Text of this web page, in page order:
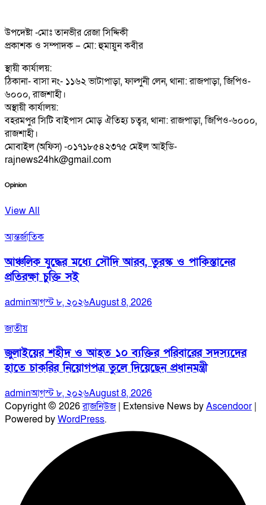
উপদেষ্টা -মোঃ তানভীর রেজা সিদ্দিকী
প্রকাশক ও সম্পাদক – মো: হুমায়ুন কবীর
স্থায়ী কার্যালয়:
ঠিকানা- বাসা নং- ১১৬২ ভাটাপাড়া, ফাল্গুনী লেন, থানা: রাজপাড়া, জিপিও-
৬০০০, রাজশাহী।
অস্থায়ী কার্যালয়:
বহরমপুর সিটি বাইপাস মোড় ঐতিহ্য চত্বর, থানা: রাজপাড়া, জিপিও-৬০০০,
রাজশাহী।
মোবাইল (অফিস) -০১৭১৮৫৪২৩৭৫ মেইল আইডি-
rajnews24hk@gmail.com
Opinion
View All
আন্তর্জাতিক
আঞ্চলিক যুদ্ধের মধ্যে সৌদি আরব, তুরস্ক ও পাকিস্তানের
প্রতিরক্ষা চুক্তি সই
adminআগস্ট ৮, ২০২৬August 8, 2026
জাতীয়
জুলাইয়ের শহীদ ও আহত ১০ ব্যক্তির পরিবারের সদস্যদের
হাতে চাকরির নিয়োগপত্র তুলে দিয়েছেন প্রধানমন্ত্রী
adminআগস্ট ৮, ২০২৬August 8, 2026
Copyright © 2026রাজনিউজ| Extensive News byAscendoor|
Powered byWordPress.